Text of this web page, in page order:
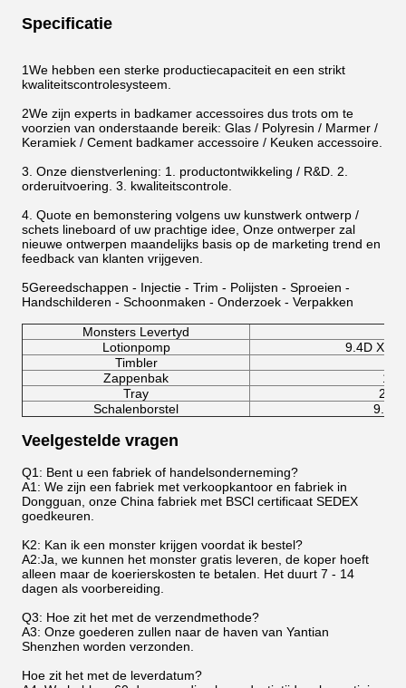
Specificatie
1We hebben een sterke productiecapaciteit en een strikt
kwaliteitscontrolesysteem.
2We zijn experts in badkamer accessoires dus trots om te
voorzien van onderstaande bereik: Glas / Polyresin / Marmer /
Keramiek / Cement badkamer accessoire / Keuken accessoire.
3. Onze dienstverlening: 1. productontwikkeling / R&D. 2.
orderuitvoering. 3. kwaliteitscontrole.
4. Quote en bemonstering volgens uw kunstwerk ontwerp /
schets lineboard of uw prachtige idee, Onze ontwerper zal
nieuwe ontwerpen maandelijks basis op de marketing trend en
feedback van klanten vrijgeven.
5Gereedschappen - Injectie - Trim - Polijsten - Sproeien -
Handschilderen - Schoonmaken - Onderzoek - Verpakken
Monsters Levertyd
Lotionpomp
9.4D X
Timbler
Zappenbak
Tray
Schalenborstel
9.5D
Veelgestelde vragen
Q1: Bent u een fabriek of handelsonderneming?
A1: We zijn een fabriek met verkoopkantoor en fabriek in
Dongguan, onze China fabriek met BSCl certificaat SEDEX
goedkeuren.
K2: Kan ik een monster krijgen voordat ik bestel?
A2:Ja, we kunnen het monster gratis leveren, de koper hoeft
alleen maar de koerierskosten te betalen. Het duurt 7 - 14
dagen als voorbereiding.
Q3: Hoe zit het met de verzendmethode?
A3: Onze goederen zullen naar de haven van Yantian
Shenzhen worden verzonden.
Hoe zit het met de leverdatum?